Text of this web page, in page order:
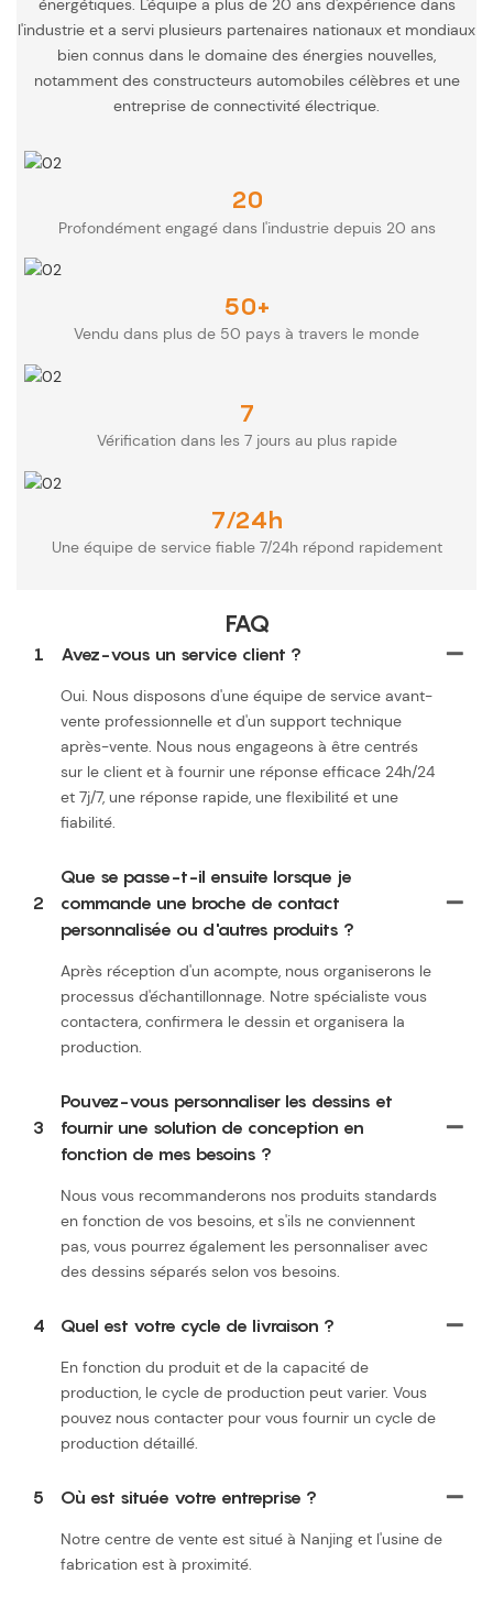
énergétiques. L'équipe a plus de 20 ans d'expérience dans
l'industrie et a servi plusieurs partenaires nationaux et mondiaux
bien connus dans le domaine des énergies nouvelles,
notamment des constructeurs automobiles célèbres et une
entreprise de connectivité électrique.
20
Profondément engagé dans l'industrie depuis 20 ans
50+
Vendu dans plus de 50 pays à travers le monde
7
Vérification dans les 7 jours au plus rapide
7/24h
Une équipe de service fiable 7/24h répond rapidement
FAQ
1 Avez-vous un service client ?
Oui. Nous disposons d'une équipe de service avant-
vente professionnelle et d'un support technique
après-vente. Nous nous engageons à être centrés
sur le client et à fournir une réponse efficace 24h/24
et 7j/7, une réponse rapide, une flexibilité et une
fiabilité.
2
Que se passe-t-il ensuite lorsque je
commande une broche de contact
personnalisée ou d'autres produits ?
Après réception d'un acompte, nous organiserons le
processus d'échantillonnage. Notre spécialiste vous
contactera, confirmera le dessin et organisera la
production.
3
Pouvez-vous personnaliser les dessins et
fournir une solution de conception en
fonction de mes besoins ?
Nous vous recommanderons nos produits standards
en fonction de vos besoins, et s'ils ne conviennent
pas, vous pourrez également les personnaliser avec
des dessins séparés selon vos besoins.
4 Quel est votre cycle de livraison ?
En fonction du produit et de la capacité de
production, le cycle de production peut varier. Vous
pouvez nous contacter pour vous fournir un cycle de
production détaillé.
5 Où est située votre entreprise ?
Notre centre de vente est situé à Nanjing et l'usine de
fabrication est à proximité.